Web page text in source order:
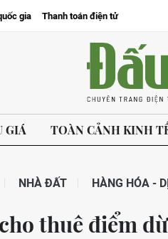
gia Thanh toán điện tử
GIÁ TOÀN CẢNH KINH
NHÀ ĐẤT HÀNG HÓA -
thuê điểm